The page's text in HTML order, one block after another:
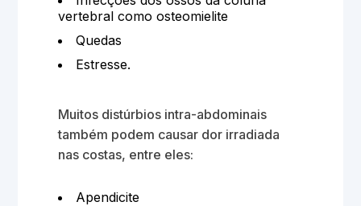
vertebral como osteomielite
Quedas
Estresse.
Muitos distúrbios intra-abdominais
também podem causar dor irradiada
nas costas, entre eles:
Apendicite